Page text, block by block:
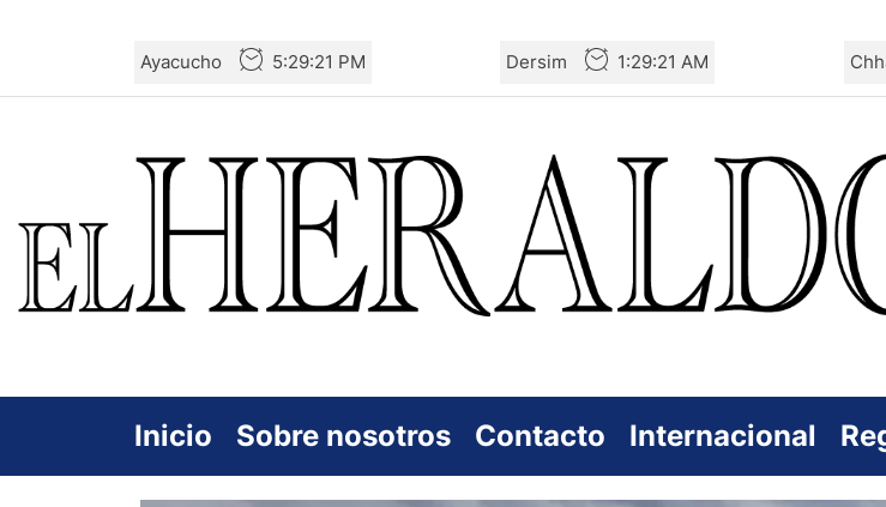
the
Ayacucho 5:29:22 PM Dersim 1:29:22 AM
Inicio Sobre nosotros Contacto Internacional